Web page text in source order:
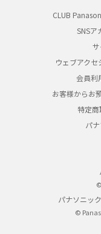
CLUB
SNSア
ウェブアク
会員利
お客様からお
特定
パ
パナソニッ
©